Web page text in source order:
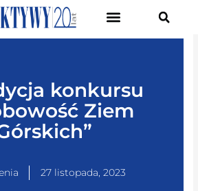
konkursu
Ziem
27 listopada, 2023